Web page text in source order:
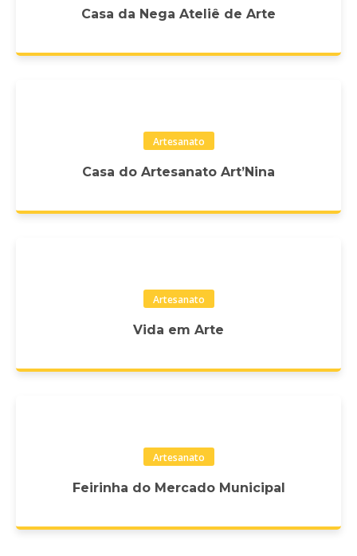
Casa da Nega Ateliê de Arte
Artesanato
Casa do Artesanato Art’Nina
Artesanato
Vida em Arte
Artesanato
Feirinha do Mercado Municipal